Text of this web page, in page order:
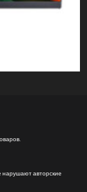
авторские